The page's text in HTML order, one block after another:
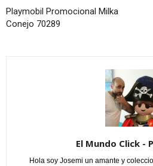
Playmobil Promocional Milka
Conejo 70289
El Mundo Click -
Hola soy Josemi un amante y